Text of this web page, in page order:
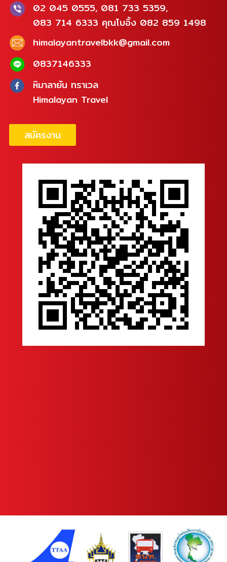
02 045 0555, 081 733 5359,
083 714 6333 คุณโบอิ้ง 082 859 1498
himalayantravelbkk@gmail.com
0837146333
หิมาลายัน ทราเวล
Himalayan Travel
สมัครงาน